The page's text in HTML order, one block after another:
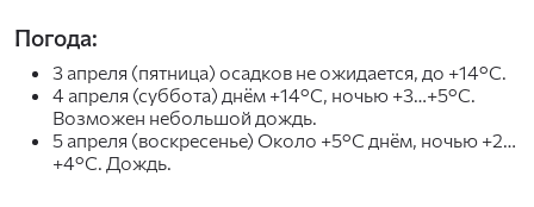
Погода:
3 апреля (пятница) осадков не ожидается, до +14°C.
4 апреля (суббота) днём +14°C, ночью +3…+5°C.
Возможен небольшой дождь.
5 апреля (воскресенье) Около +5°C днём, ночью +2…
+4°C. Дождь.